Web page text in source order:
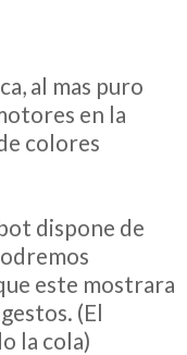
al mas puro
en la
colores
dispone de
este mostrara
(El
la cola)